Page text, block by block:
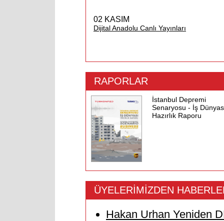
02 KASIM
Dijital Anadolu Canlı Yayınları
RAPORLAR
İstanbul Depremi
Senaryosu - İş
Hazırlık Raporu
ÜYELERİMİZDEN
Hakan Urhan Yeniden